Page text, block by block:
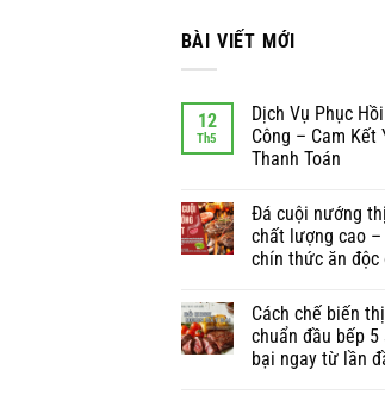
BÀI VIẾT MỚI
12
Th5
Dịch Vụ Phục
Công – Cam Kết
Thanh Toán
Đá cuội nướng
chất lượng cao –
chín thức ăn độc
Cách chế biến
chuẩn đầu bếp
bại ngay từ lần